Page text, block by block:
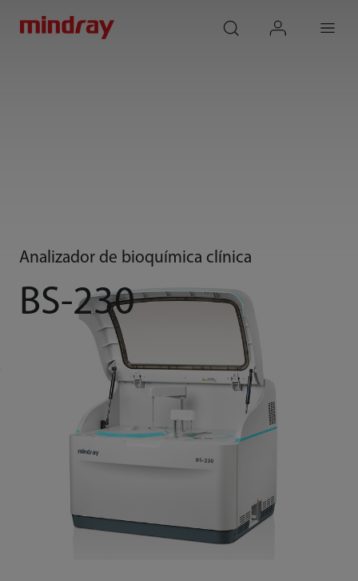
Analizador de bioquímica clínica
BS-230